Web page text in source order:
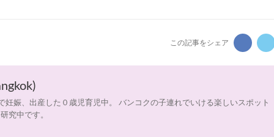
この記事をシェア
妊娠、出産した０歳児育児中。 バンコクの子連れでいける楽しいスポット
究中です。